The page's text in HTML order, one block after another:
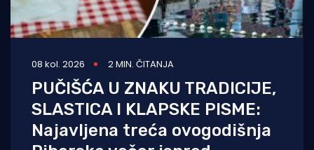
08 kol. 2026 2 MIN. ČITANJA
PUČIŠĆA U ZNAKU TRADICIJE,
SLASTICA I KLAPSKE PISME:
Najavljena treća ovogodišnja